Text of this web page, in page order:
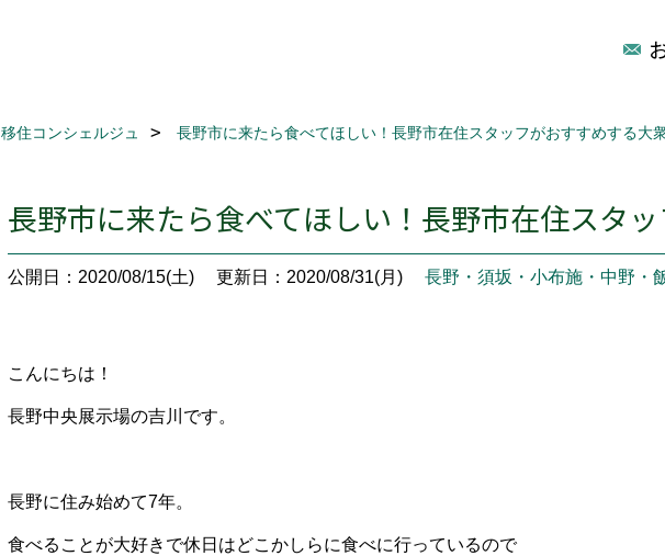
移住コンシェルジュ 長野市に来たら食べてほしい！長野市在住スタッフがおすすめする大
長野市に来たら食べてほしい！長野市在住スタ
公開日：2020/08/15(土) 更新日：2020/08/31(月) 長野・須坂・小布施・中野・
こんにちは！
長野中央展示場の吉川です。
長野に住み始めて7年。
食べることが大好きで休日はどこかしらに食べに行っているので